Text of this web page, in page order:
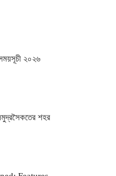
২০২৬
শহর